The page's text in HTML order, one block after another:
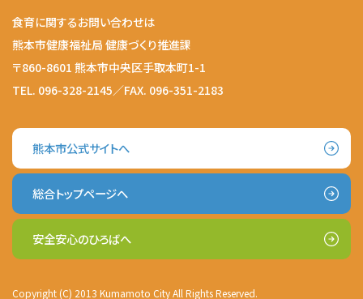
食育に関するお問い合わせは
熊本市健康福祉局 健康づくり推進課
〒860-8601 熊本市中央区手取本町1-1
TEL. 096-328-2145／FAX. 096-351-2183
熊本市公式サイトへ
総合トップページへ
安全安心のひろばへ
Copyright (C) 2013 Kumamoto City All Rights Reserved.